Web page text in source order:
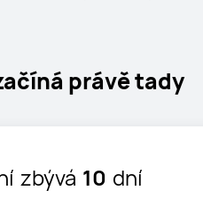
právě tady﻿
zbývá 10 dní